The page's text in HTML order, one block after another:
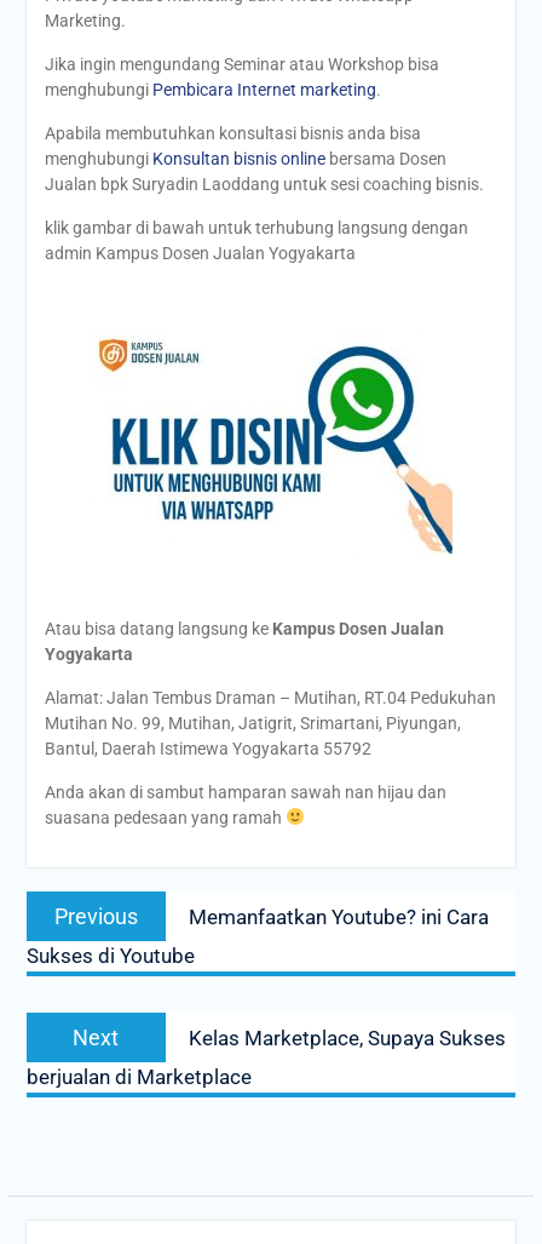
Marketing.
Jika ingin mengundang Seminar atau Workshop bisa
menghubungi Pembicara Internet marketing.
Apabila membutuhkan konsultasi bisnis anda bisa
menghubungi Konsultan bisnis onlinebersama Dosen
Jualan bpk Suryadin Laoddang untuk sesi coaching bisnis.
klik gambar di bawah untuk terhubung langsung dengan
admin Kampus Dosen Jualan Yogyakarta
Atau bisa datang langsung ke Kampus Dosen Jualan
Yogyakarta
Alamat: Jalan Tembus Draman – Mutihan, RT.04 Pedukuhan
Mutihan No. 99, Mutihan, Jatigrit, Srimartani, Piyungan,
Bantul, Daerah Istimewa Yogyakarta 55792
Anda akan di sambut hamparan sawah nan hijau dan
suasana pedesaan yang ramah
Post
navigation
Previous
post:
Memanfaatkan Youtube? ini Cara
Sukses di Youtube
Next
post:
Kelas Marketplace, Supaya Sukses
berjualan di Marketplace